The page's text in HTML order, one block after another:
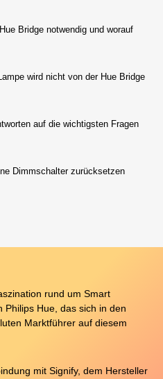
Bridge notwendig und worauf
wird nicht von der Hue Bridge
auf die wichtigsten Fragen
Dimmschalter zurücksetzen
rund um Smart
Philips Hue, das sich in den
Marktführer auf diesem
mit Signify, dem Hersteller